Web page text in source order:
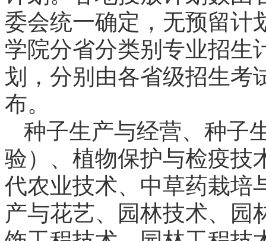
委会统一确定，无预留计
学院分省分类别专业招生
划，分别由各省级招生考
布。
种子生产与经营、种子
验）、植物保护与检疫技
代农业技术、中草药栽培
产与花艺、园林技术、